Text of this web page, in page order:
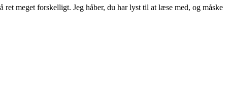
meget forskelligt. Jeg håber, du har lyst til at læse med, og måske